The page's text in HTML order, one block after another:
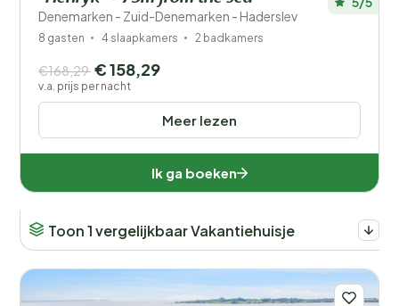
Denemarken - Zuid-Denemarken - Haderslev
8 gasten 4 slaapkamers 2 badkamers
Meer lezen
€168,29 € 158,29
v.a. prijs per nacht
Ik ga boeken
Toon 1 vergelijkbaar Vakantiehuisje